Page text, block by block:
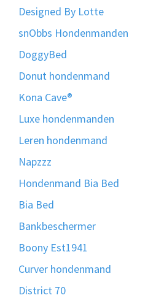
Designed By Lotte
snObbs Hondenmanden
DoggyBed
Donut hondenmand
Kona Cave®
Luxe hondenmanden
Leren hondenmand
Napzzz
Hondenmand Bia Bed
Bia Bed
Bankbeschermer
Boony Est1941
Curver hondenmand
District 70